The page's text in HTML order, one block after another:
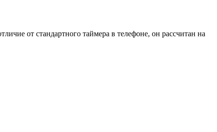
от стандартного таймера в телефоне, он рассчитан на